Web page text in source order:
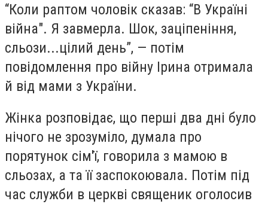
“Коли раптом чоловік сказав: “В Україні
війна". Я завмерла. Шок, заціпеніння,
сльози...цілий день”, — потім
повідомлення про війну Ірина отримала
й від мами з України.
Жінка розповідає, що перші два дні було
нічого не зрозуміло, думала про
порятунок сім'ї, говорила з мамою в
сльозах, а та її заспокоювала. Потім під
час служби в церкві священик оголосив